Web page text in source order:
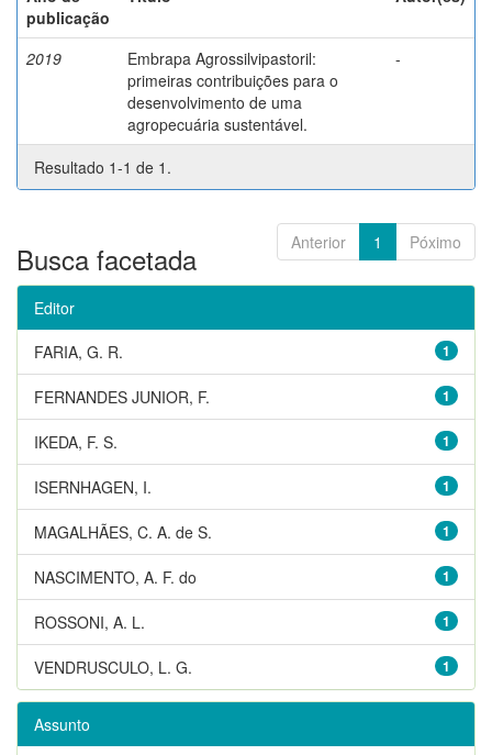
publicação
2019
Embrapa Agrossilvipastoril:
primeiras contribuições para o
desenvolvimento de uma
agropecuária sustentável.
-
Resultado 1-1 de 1.
Anterior 1 Póximo
Busca facetada
Editor
1
FARIA, G. R.
1
FERNANDES JUNIOR, F.
1
IKEDA, F. S.
1
ISERNHAGEN, I.
1
MAGALHÃES, C. A. de S.
1
NASCIMENTO, A. F. do
1
ROSSONI, A. L.
1
VENDRUSCULO, L. G.
Assunto